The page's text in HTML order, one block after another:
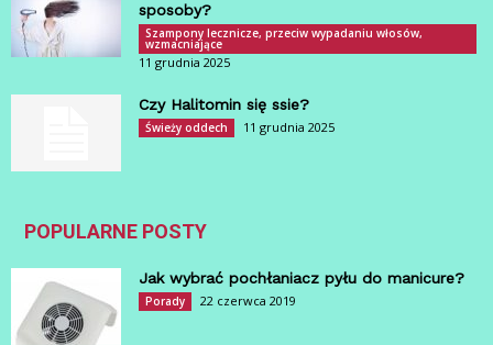
sposoby?
Szampony lecznicze, przeciw wypadaniu włosów,
wzmacniające
11 grudnia 2025
Czy Halitomin się ssie?
Świeży oddech 11 grudnia 2025
POPULARNE POSTY
Jak wybrać pochłaniacz pyłu do manicure?
Porady 22 czerwca 2019